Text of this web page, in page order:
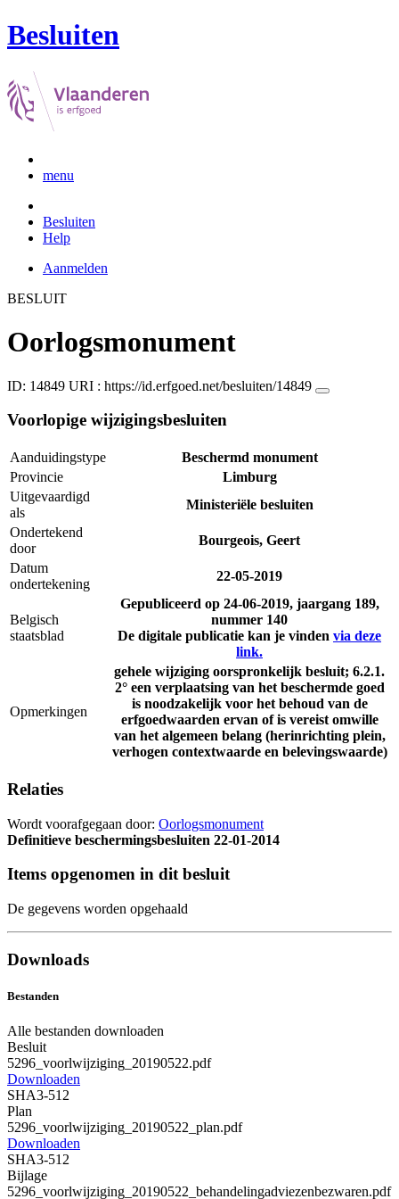
Besluiten
menu
Besluiten
Help
Aanmelden
BESLUIT
Oorlogsmonument
ID: 14849 URI : https://id.erfgoed.net/besluiten/14849
Voorlopige wijzigingsbesluiten
Aanduidingstype
Beschermd monument
Provincie
Limburg
Uitgevaardigd
als
Ministeriële besluiten
Ondertekend
door
Bourgeois, Geert
Datum
ondertekening
22-05-2019
Belgisch
staatsblad
Gepubliceerd op 24-06-2019, jaargang 189,
nummer 140
De digitale publicatie kan je vinden via deze
link.
Opmerkingen
gehele wijziging oorspronkelijk besluit; 6.2.1.
2° een verplaatsing van het beschermde goed
is noodzakelijk voor het behoud van de
erfgoedwaarden ervan of is vereist omwille
van het algemeen belang (herinrichting plein,
verhogen contextwaarde en belevingswaarde)
Relaties
Wordt voorafgegaan door: Oorlogsmonument
Definitieve beschermingsbesluiten 22-01-2014
Items opgenomen in dit besluit
De gegevens worden opgehaald
Downloads
Bestanden
Alle bestanden downloaden
Besluit
5296_voorlwijziging_20190522.pdf
Downloaden
SHA3-512
Plan
5296_voorlwijziging_20190522_plan.pdf
Downloaden
SHA3-512
Bijlage
5296_voorlwijziging_20190522_behandelingadviezenbezwaren.pdf